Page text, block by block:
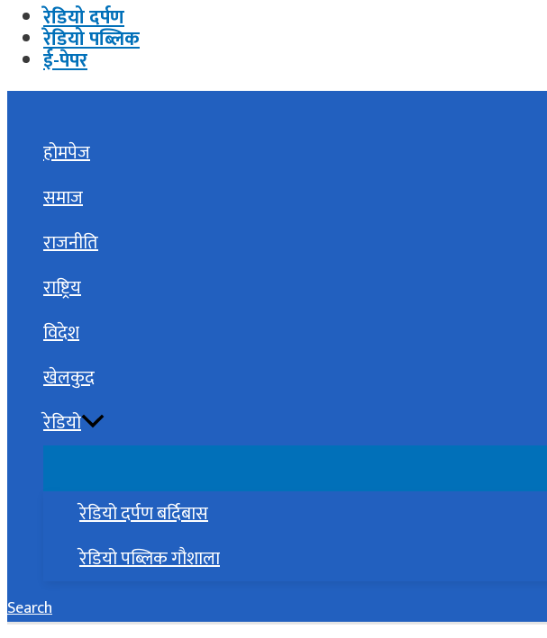
रेडियो दर्पण
रेडियो पब्लिक
ई-पेपर
होमपेज
समाज
राजनीति
राष्ट्रिय
विदेश
खेलकुद
रेडियो
रेडियो दर्पण बर्दिबास
रेडियो पब्लिक गौशाला
Search